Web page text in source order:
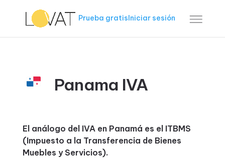
Prueba gratisIniciar sesión
Panama IVA
El análogo del IVA en Panamá es el ITBMS
(Impuesto a la Transferencia de Bienes
Muebles y Servicios).